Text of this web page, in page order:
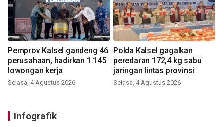
Pemprov Kalsel gandeng 46
perusahaan, hadirkan 1.145
lowongan kerja
Selasa, 4 Agustus 2026
Polda Kalsel gagalkan
peredaran 172,4 kg sabu
jaringan lintas provinsi
Selasa, 4 Agustus 2026
Infografik